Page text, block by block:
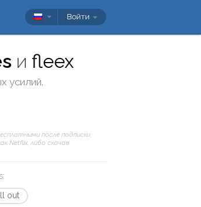
Войти
иfleex
усилий.
после подписки;
Netflix, либо скачав
:
out